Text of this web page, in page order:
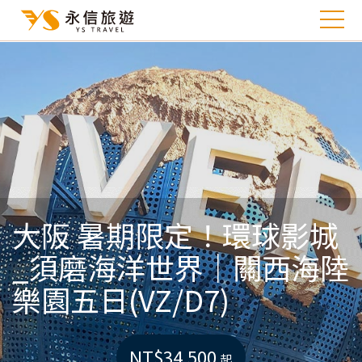
大阪 暑期限定！環球影城
_須磨海洋世界｜關西海陸
樂園五日(VZ/D7)
NT$34,500